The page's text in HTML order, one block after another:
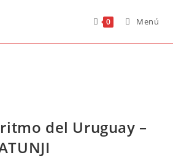
0 Menú
del Uruguay –